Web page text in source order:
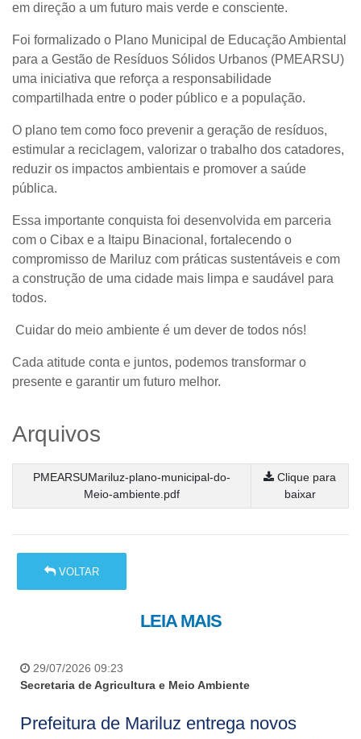
em direção a um futuro mais verde e consciente.
Foi formalizado o Plano Municipal de Educação Ambiental
para a Gestão de Resíduos Sólidos Urbanos (PMEARSU)
uma iniciativa que reforça a responsabilidade
compartilhada entre o poder público e a população.
O plano tem como foco prevenir a geração de resíduos,
estimular a reciclagem, valorizar o trabalho dos catadores,
reduzir os impactos ambientais e promover a saúde
pública.
Essa importante conquista foi desenvolvida em parceria
com o Cibax e a Itaipu Binacional , fortalecendo o
compromisso de Mariluz com práticas sustentáveis e com
a construção de uma cidade mais limpa e saudável para
todos.
Cuidar do meio ambiente é um dever de todos nós!
Cada atitude conta e juntos, podemos transformar o
presente e garantir um futuro melhor.
Arquivos
PMEARSUMariluz-plano-municipal-do-
Meio-ambiente.pdf
Clique para
baixar
VOLTAR
LEIA MAIS
29/07/2026 09:23
Secretaria de Agricultura e Meio Ambiente
Prefeitura de Mariluz entrega novos